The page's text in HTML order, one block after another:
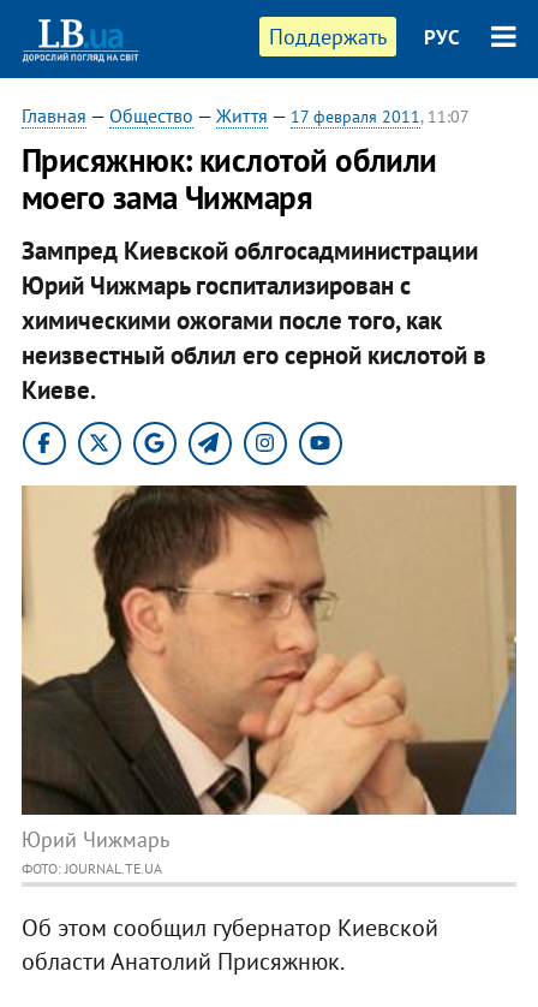
Поддержать РУС
Главная — Общество — Життя — 17 февраля 2011, 11:07
Присяжнюк: кислотой облили
моего зама Чижмаря
Зампред Киевской облгосадминистрации
Юрий Чижмарь госпитализирован с
химическими ожогами после того, как
неизвестный облил его серной кислотой в
Киеве.
Юрий Чижмарь
ФОТО: JOURNAL.TE.UA
Об этом сообщил губернатор Киевской
области Анатолий Присяжнюк.